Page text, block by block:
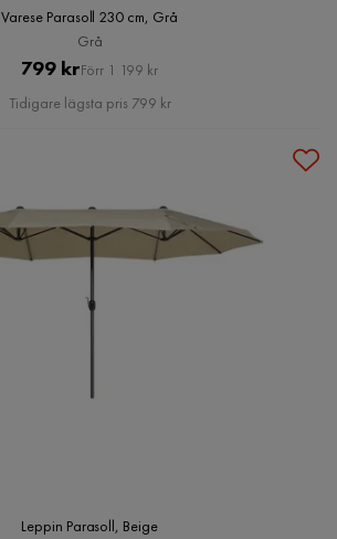
Varese Parasoll 230 cm, Grå
Grå
Pris
799 kr Original
Pris
Förr 1 199 kr
Tidigare lägsta pris 799 kr
Leppin Parasoll, Beige